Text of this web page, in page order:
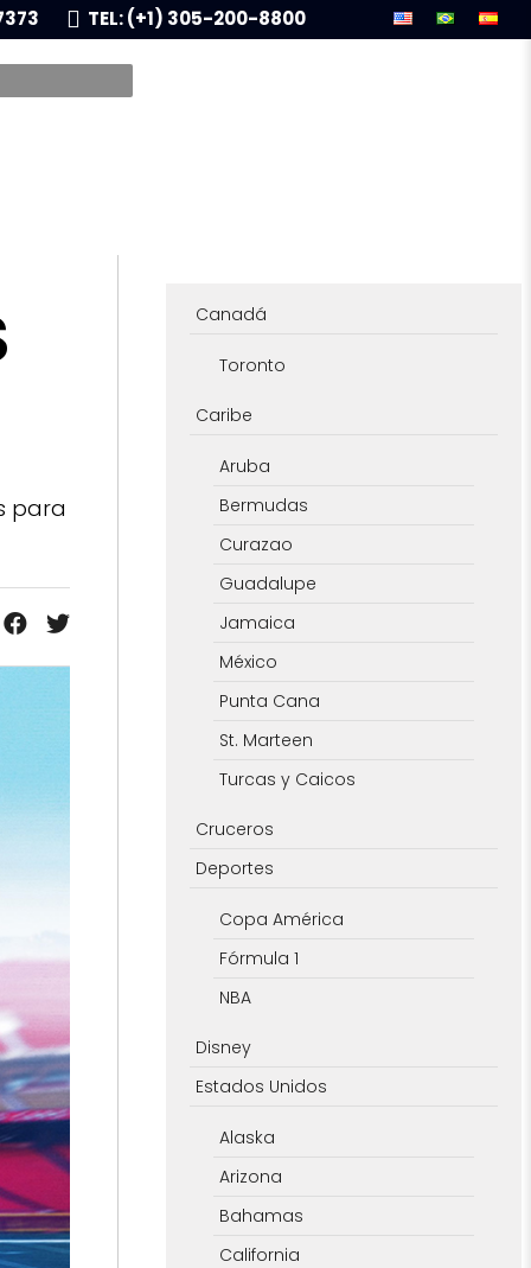
TEL: (+1) 305-200-8800
para
Canadá
Toronto
Caribe
Aruba
Bermudas
Curazao
Guadalupe
Jamaica
México
Punta Cana
St. Marteen
Turcas y Caicos
Cruceros
Deportes
Copa América
Fórmula 1
NBA
Disney
Estados Unidos
Alaska
Arizona
Bahamas
California